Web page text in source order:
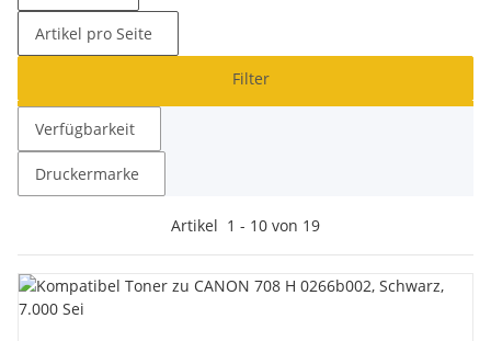
Filter
Artikel pro Seite
Verfügbarkeit
Druckermarke
Artikel 1 - 10 von 19